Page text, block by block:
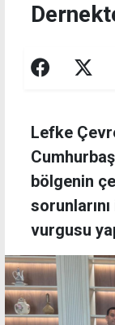
Lefke
bölgenin
vurgusu